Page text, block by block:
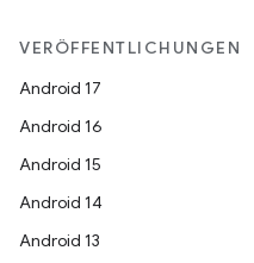
VERÖFFENTLICHUNGEN
Android 17
Android 16
Android 15
Android 14
Android 13